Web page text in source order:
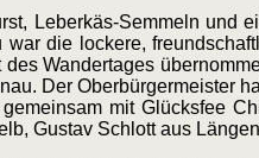
Leberkäs-Semmeln und
die lockere,
Wandertages
Der Oberbürgermeister
mit Glücksfee
Gustav Schlott aus